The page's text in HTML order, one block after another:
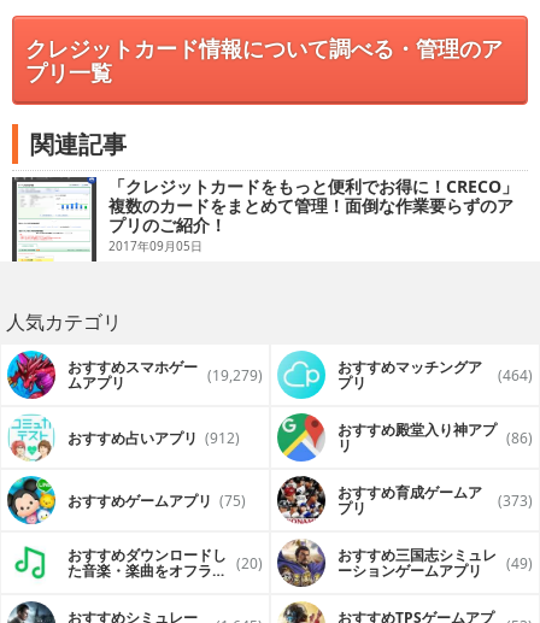
クレジットカード情報について調べる・管理のア
プリ一覧
関連記事
「クレジットカードをもっと便利でお得に！CRECO」
複数のカードをまとめて管理！面倒な作業要らずのア
プリのご紹介！
2017年09月05日
人気カテゴリ
おすすめスマホゲー
ムアプリ (19,279) おすすめマッチングア
プリ (464)
おすすめ占いアプリ (912) おすすめ殿堂入り神アプ
リ (86)
おすすめゲームアプリ (75) おすすめ育成ゲームア
プリ (373)
おすすめダウンロードし
た音楽・楽曲をオフライ (20) おすすめ三国志シミュレ
ーションゲームアプリ (49)
おすすめシミュレー おすすめTPSゲームアプ